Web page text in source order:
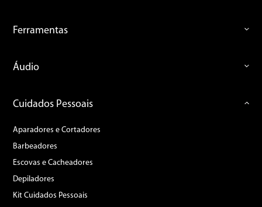
Ferramentas
Áudio
Cuidados Pessoais
Aparadores e Cortadores
Barbeadores
Escovas e Cacheadores
Depiladores
Kit Cuidados Pessoais